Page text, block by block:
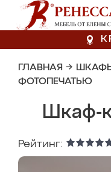
ГЛАВНАЯ →
ФОТОПЕЧАТЬЮ
Шкаф-
Рейтинг: